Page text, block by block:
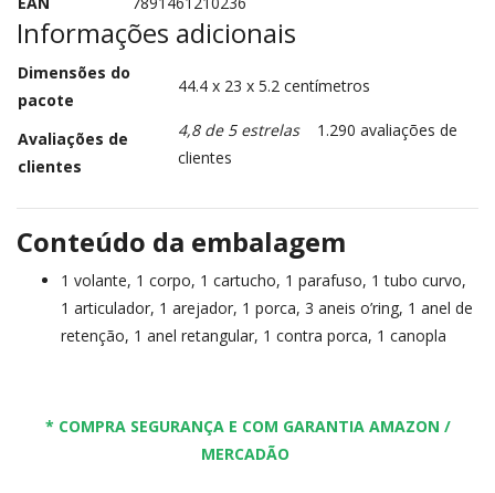
Informações adicionais
Dimensões do
pacote
44.4 x 23 x 5.2 centímetros
Avaliações de
clientes
4,8 de 5 estrelas
1.290 avaliações de
clientes
Conteúdo da embalagem
1 volante, 1 corpo, 1 cartucho, 1 parafuso, 1 tubo curvo,
1 articulador, 1 arejador, 1 porca, 3 aneis o’ring, 1 anel de
retenção, 1 anel retangular, 1 contra porca, 1 canopla
* COMPRA SEGURANÇA E COM GARANTIA AMAZON /
MERCADÃO